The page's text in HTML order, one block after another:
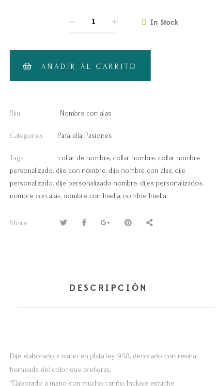
In Stock
AÑADIR AL CARRITO
Sku Nombre con alas
Categories Para ella, Pasiones
Tags collar de nombre, collar nombre, collar nombre
personalizado, dije con nombre, dije nombre con alas, dije
personalizado, dije personalizado nombre, dijes personalizados,
nombre con alas, nombre con huella, nombre huella
Share
DESCRIPCIÓN
Dije elaborado a mano en plata ley 950, decorado con resina
horneada del color que prefieras.
*Elaborado a mano con mucho cariño. Incluye estuche